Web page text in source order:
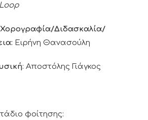
Loop
Διδασκαλία/
Ειρήνη Θανασούλη
: Αποστόλης Γιάγκος
φοίτησης: